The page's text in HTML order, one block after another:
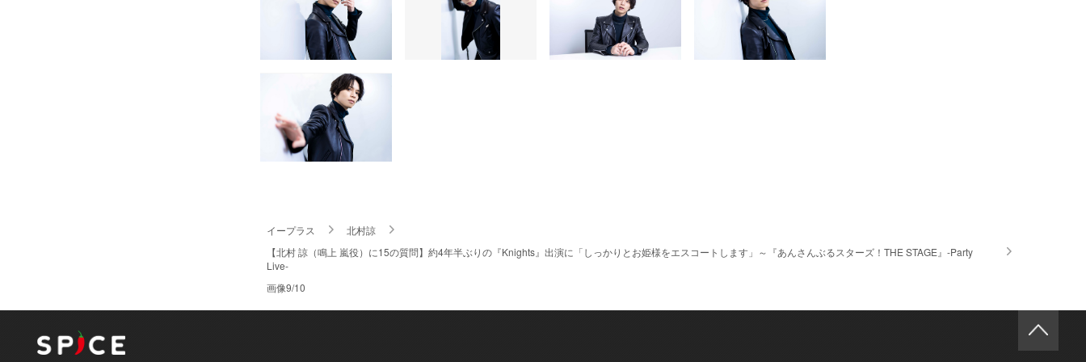
イープラス
北村諒
【北村 諒（鳴上 嵐役）に15の質問】約4年半ぶりの『Knights』出演に「しっかりとお姫様をエスコートします」～『あんさんぶるスターズ！THE STAGE』-Party
Live-
画像9/10